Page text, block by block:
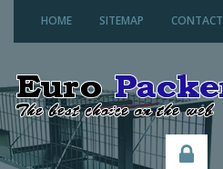
HOME SITEMAP CONTACT